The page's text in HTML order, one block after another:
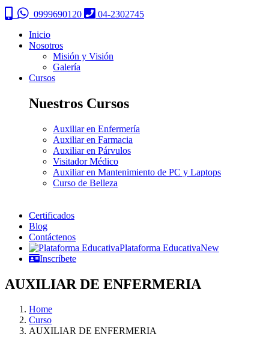
0999690120
04-2302745
Inicio
Nosotros
Misión y Visión
Galería
Cursos
Nuestros Cursos
Auxiliar en Enfermería
Auxiliar en Farmacia
Auxiliar en Párvulos
Visitador Médico
Auxiliar en Mantenimiento de PC y Laptops
Curso de Belleza
Certificados
Blog
Contáctenos
Plataforma EducativaNew
Inscríbete
AUXILIAR DE ENFERMERIA
Home
Curso
AUXILIAR DE ENFERMERIA